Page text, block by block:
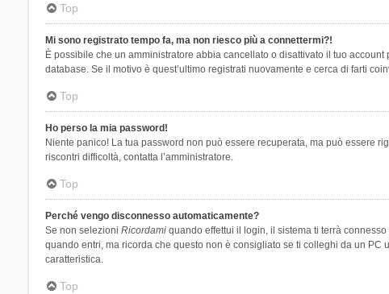
Top
Mi sono registrato tempo fa, ma non riesco più a connettermi?!
È possibile che un amministratore abbia cancellato o disattivato il tuo
database. Se il motivo è quest’ultimo registrati nuovamente e cerca di farti
Top
Ho perso la mia password!
Niente panico! La tua password non può essere recuperata, ma può essere
riscontri difficoltà, contatta l’amministratore.
Top
Perché vengo disconnesso automaticamente?
Se non selezioni Ricordamiquando effettui il login, il sistema ti terrà
quando entri, ma ricorda che questo non è consigliato se ti colleghi da un
caratteristica.
Top